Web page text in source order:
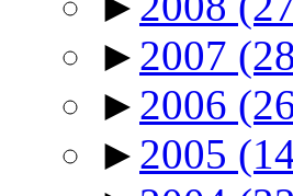
► 2007
► 2006
► 2005